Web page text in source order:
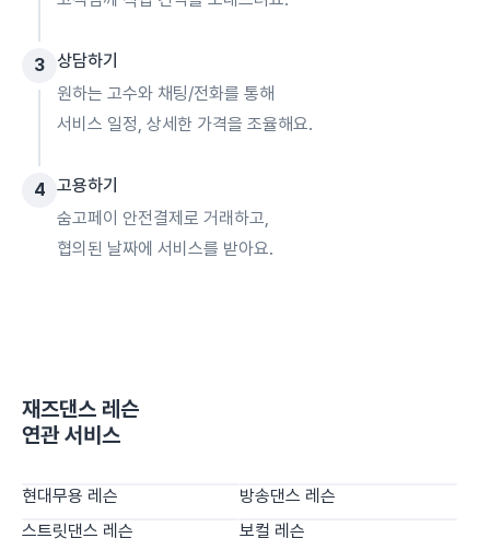
3 상담하기
원하는 고수와 채팅/전화를 통해
서비스 일정, 상세한 가격을 조율해요.
4 고용하기
숨고페이 안전결제로 거래하고,
협의된 날짜에 서비스를 받아요.
재즈댄스 레슨
연관 서비스
현대무용 레슨
방송댄스 레슨
스트릿댄스 레슨
보컬 레슨